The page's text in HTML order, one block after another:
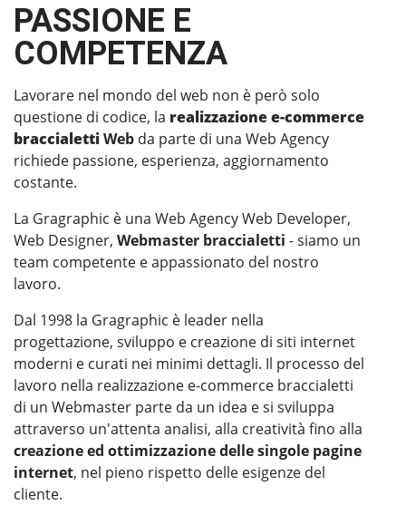
PASSIONE E
COMPETENZA
Lavorare nel mondo del web non è però solo
questione di codice, la realizzazione e-commerce
braccialettiWeb da parte di una Web Agency
richiede passione, esperienza, aggiornamento
costante.
La Gragraphic è una Web Agency Web Developer,
Web Designer, Webmaster braccialetti - siamo un
team competente e appassionato del nostro
lavoro.
Dal 1998 la Gragraphic è leader nella
progettazione, sviluppo e creazione di siti internet
moderni e curati nei minimi dettagli. Il processo del
lavoro nella realizzazione e-commerce braccialetti
di un Webmaster parte da un idea e si sviluppa
attraverso un'attenta analisi, alla creatività fino alla
creazione ed ottimizzazione delle singole pagine
internet, nel pieno rispetto delle esigenze del
cliente.